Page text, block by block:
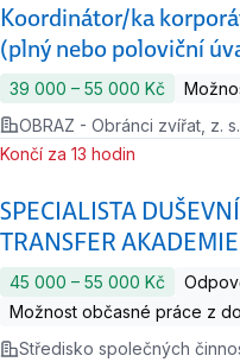
Koordinátor/ka
(plný nebo poloviční
39 000 ‍–‍ 55 000 Kč
OBRAZ - Obránci zvířat, z. s.
SPECIALISTA
TRANSFER
Končí za 13 hodin
45 000 ‍–‍ 55 000 Kč
Možnost občasné práce z
Středisko společných